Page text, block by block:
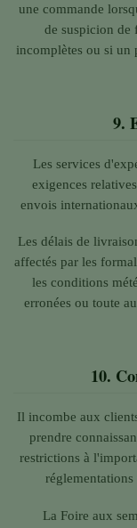
une commande
de suspicion de
incomplètes ou si un
9.
Les services
exigences
envois
Les délais de
affectés par les
les conditions
erronées ou toute
10.
Il incombe aux
prendre
restrictions à
La Foire aux